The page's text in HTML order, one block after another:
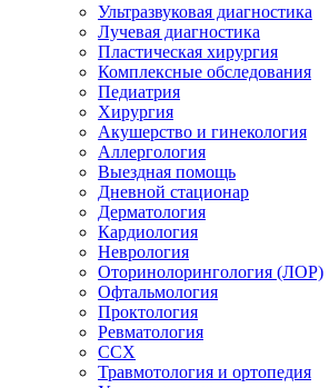
Ультразвуковая диагностика
Лучевая диагностика
Пластическая хирургия
Комплексные обследования
Педиатрия
Хирургия
Акушерство и гинекология
Аллергология
Выездная помощь
Дневной стационар
Дерматология
Кардиология
Неврология
Оторинолорингология (ЛОР)
Офтальмология
Проктология
Ревматология
ССХ
Травмотология и ортопедия